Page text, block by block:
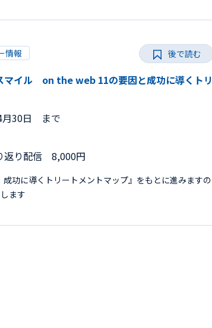
情報
マイル on the web 11の要因と成功に導くトリ
月30日 まで
返り配信 8,000円
功に導くトリートメントマップ』をもとに進みますの
ます
後で読む